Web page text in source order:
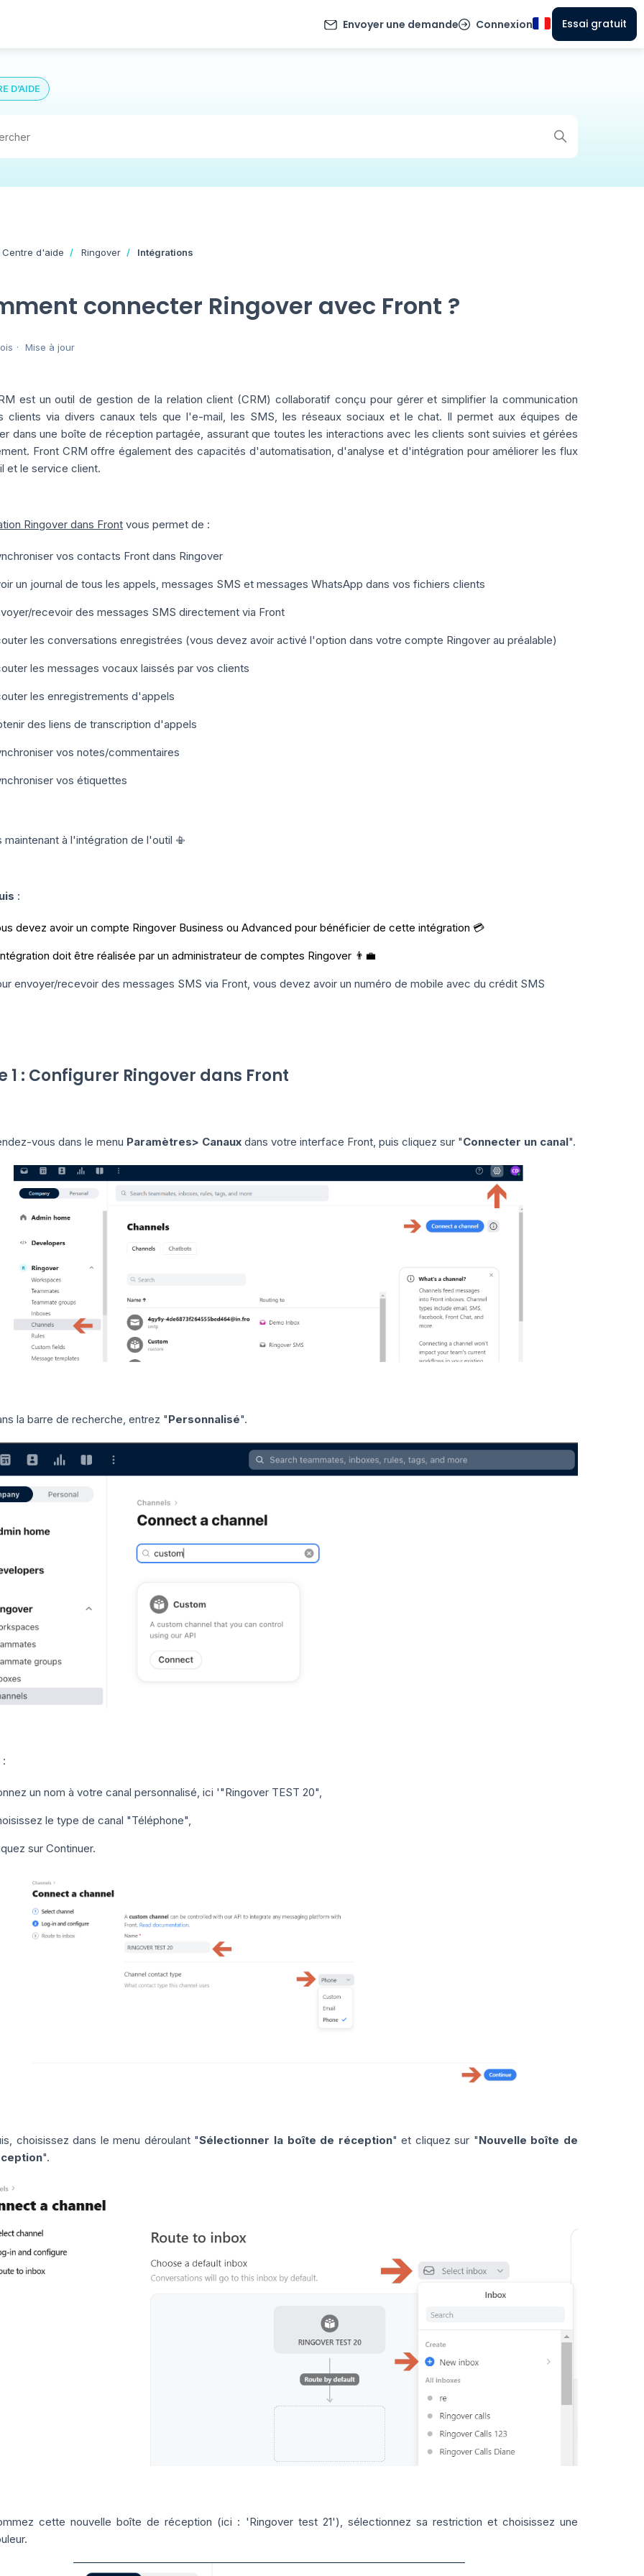
Envoyer une demande Connexion Essai gratuit
D’AIDE
Centre d'aide Ringover Intégrations
connecter Ringover avec Front ?
Mise à jour
est un outil de gestion de la relation client (CRM) collaboratif conçu pour gérer et simplifier la communication
clients via divers canaux tels que l'e-mail, les SMS, les réseaux sociaux et le chat. Il permet aux équipes de
dans une boîte de réception partagée, assurant que toutes les interactions avec les clients sont suivies et gérées
Front CRM offre également des capacités d'automatisation, d'analyse et d'intégration pour améliorer les flux
et le service client.
Ringover dans Front vous permet de :
vos contacts Front dans Ringover
un journal de tous les appels, messages SMS et messages WhatsApp dans vos fichiers clients
recevoir des messages SMS directement via Front
les conversations enregistrées (vous devez avoir activé l'option dans votre compte Ringover au préalable)
les messages vocaux laissés par vos clients
les enregistrements d'appels
des liens de transcription d'appels
vos notes/commentaires
vos étiquettes
maintenant à l'intégration de l'outil 📳
:
devez avoir un compte Ringover Business ou Advanced pour bénéficier de cette intégration 💳
doit être réalisée par un administrateur de comptes Ringover 👨‍💼
envoyer/recevoir des messages SMS via Front, vous devez avoir un numéro de mobile avec du crédit SMS
1 : Configurer Ringover dans Front
vous dans le menu Paramètres> Canaux dans votre interface Front, puis cliquez sur "Connecter un canal".
la barre de recherche, entrez "Personnalisé".
:
un nom à votre canal personnalisé, ici '"Ringover TEST 20",
le type de canal "Téléphone",
sur Continuer.
choisissez dans le menu déroulant "Sélectionner la boîte de réception" et cliquez sur "Nouvelle boîte de
".
cette nouvelle boîte de réception (ici : 'Ringover test 21'), sélectionnez sa restriction et choisissez une